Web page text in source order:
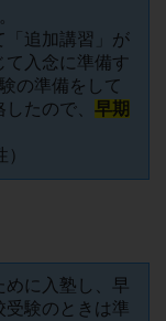
「追加講習」が
て入念に準備す
の準備をして
たので、 早期
に入塾し、早
受験のときは準